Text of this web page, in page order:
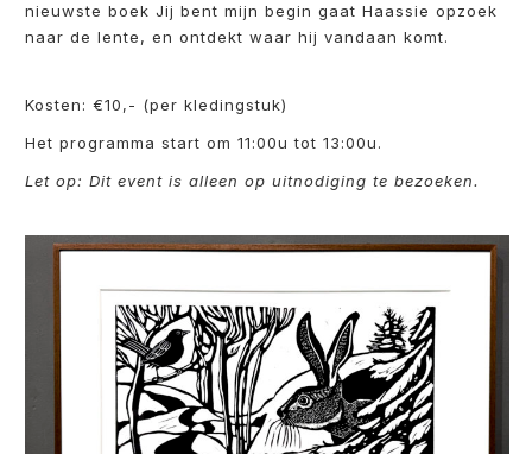
nieuwste boek Jij bent mijn begin gaat Haassie opzoek
naar de lente, en ontdekt waar hij vandaan komt.
Kosten: €10,- (per kledingstuk)
Het programma start om 11:00u tot 13:00u.
Let op: Dit event is alleen op uitnodiging te bezoeken.